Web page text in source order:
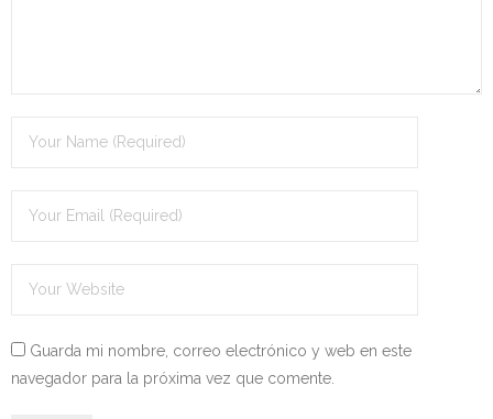
Guarda mi nombre, correo electrónico y web en este
navegador para la próxima vez que comente.